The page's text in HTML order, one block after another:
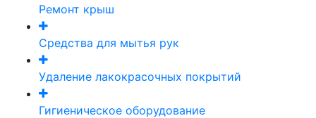
Ремонт крыш
Средства для мытья рук
Удаление лакокрасочных покрытий
Гигиеническое оборудование